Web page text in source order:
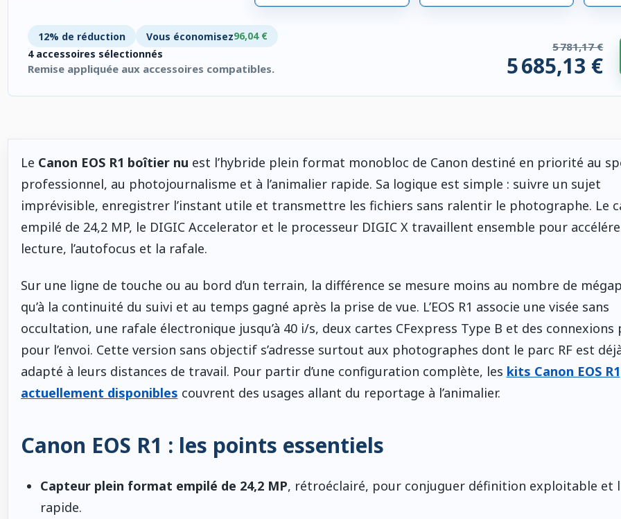
12% de réduction Vous économisez96,04 €
4 accessoires sélectionnés
Remise appliquée aux accessoires compatibles.
5 781,17 €
5 685,13 €
Le Canon EOS R1 boîtier nu est l’hybride plein format monobloc de Canon destiné en priorité au
professionnel, au photojournalisme et à l’animalier rapide. Sa logique est simple : suivre un sujet
imprévisible, enregistrer l’instant utile et transmettre les fichiers sans ralentir le photographe. Le
empilé de 24,2 MP, le DIGIC Accelerator et le processeur DIGIC X travaillent ensemble pour
lecture, l’autofocus et la rafale.
Sur une ligne de touche ou au bord d’un terrain, la différence se mesure moins au nombre de
qu’à la continuité du suivi et au temps gagné après la prise de vue. L’EOS R1 associe une visée sans
occultation, une rafale électronique jusqu’à 40 i/s, deux cartes CFexpress Type B et des connexions
pour l’envoi. Cette version sans objectif s’adresse surtout aux photographes dont le parc RF est
adapté à leurs distances de travail. Pour partir d’une configuration complète, les kits Canon EOS R1
actuellement disponibles couvrent des usages allant du reportage à l’animalier.
Canon EOS R1 : les points essentiels
Capteur plein format empilé de 24,2 MP, rétroéclairé, pour conjuguer définition exploitable et
rapide.